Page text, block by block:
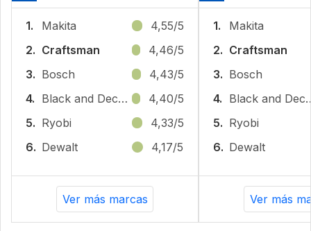
1. Makita
4,55/5
2. Craftsman
4,46/5
3. Bosch
4,43/5
4.
Black and Decker
4,40/5
5. Ryobi
4,33/5
6. Dewalt 4,17/5
Ver más marcas
1.
Makita
2. Craftsman
3. Bosch
4.
5. Ryobi
6. Dewalt
Ver más